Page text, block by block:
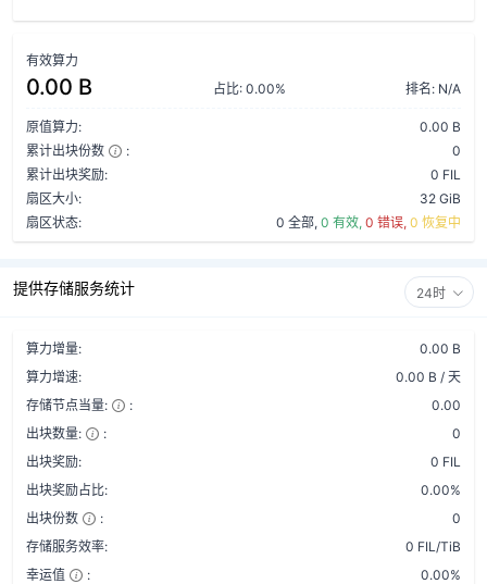
有效算力
0.00 B 占比: 0.00% 排名: N/A
原值算力:
0.00 B
累计出块份数
:
0
累计出块奖励:
0 FIL
扇区大小:
32 GiB
扇区状态:
0 全部, 0 有效, 0 错误, 0 恢复中
提供存储服务统计 24时
算力增量:
0.00 B
算力增速:
0.00 B / 天
存储节点当量:
:
0.00
出块数量:
:
0
出块奖励:
0 FIL
出块奖励占比:
0.00%
出块份数
:
0
存储服务效率:
0 FIL/TiB
幸运值
: 0.00%